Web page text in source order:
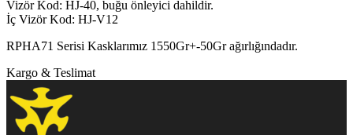
Vizör Kod: HJ-40, buğu önleyici dahildir.
İç Vizör Kod: HJ-V12
RPHA71 Serisi Kasklarımız 1550Gr+-50Gr ağırlığındadır.
Kargo & Teslimat